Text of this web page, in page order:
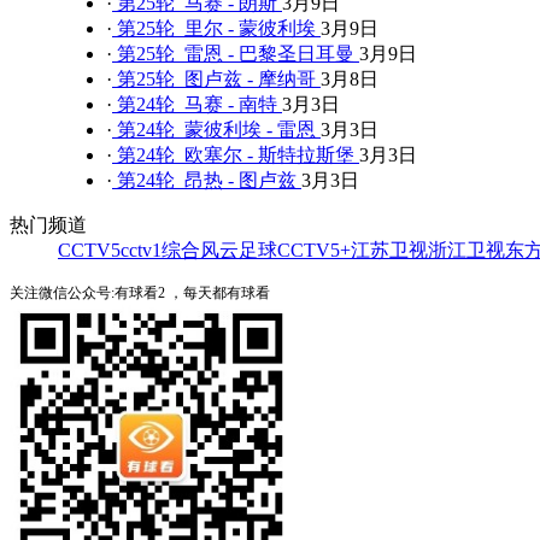
· 第25轮 里尔 - 蒙彼利埃 3月9日
· 第25轮 雷恩 - 巴黎圣日耳曼 3月9日
· 第25轮 图卢兹 - 摩纳哥 3月8日
· 第24轮 马赛 - 南特 3月3日
· 第24轮 蒙彼利埃 - 雷恩 3月3日
· 第24轮 欧塞尔 - 斯特拉斯堡 3月3日
· 第24轮 昂热 - 图卢兹 3月3日
热门频道
CCTV5cctv1综合风云足球CCTV5+江苏卫视浙江卫视东
关注微信公众号:有球看2 ，每天都有球看